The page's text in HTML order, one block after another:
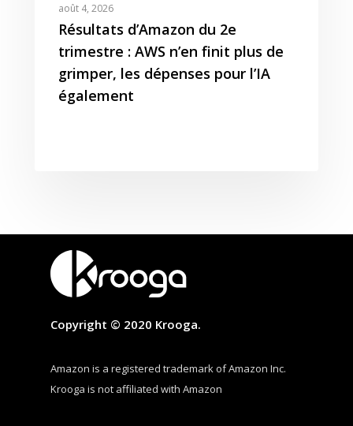
août 4, 2026
Résultats d’Amazon du 2e
trimestre : AWS n’en finit plus de
grimper, les dépenses pour l’IA
également
Copyright © 2020 Krooga.
Amazon is a registered trademark of Amazon Inc.
Krooga is not affiliated with Amazon